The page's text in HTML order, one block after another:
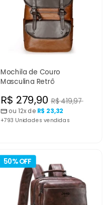
Mochila de Couro
Masculina Retrô
Preço
normal
R$ 419,97
Preço
promocional
R$ 279,90
ou 12x de R$ 23,32
+793 Unidades vendidas
50% OFF